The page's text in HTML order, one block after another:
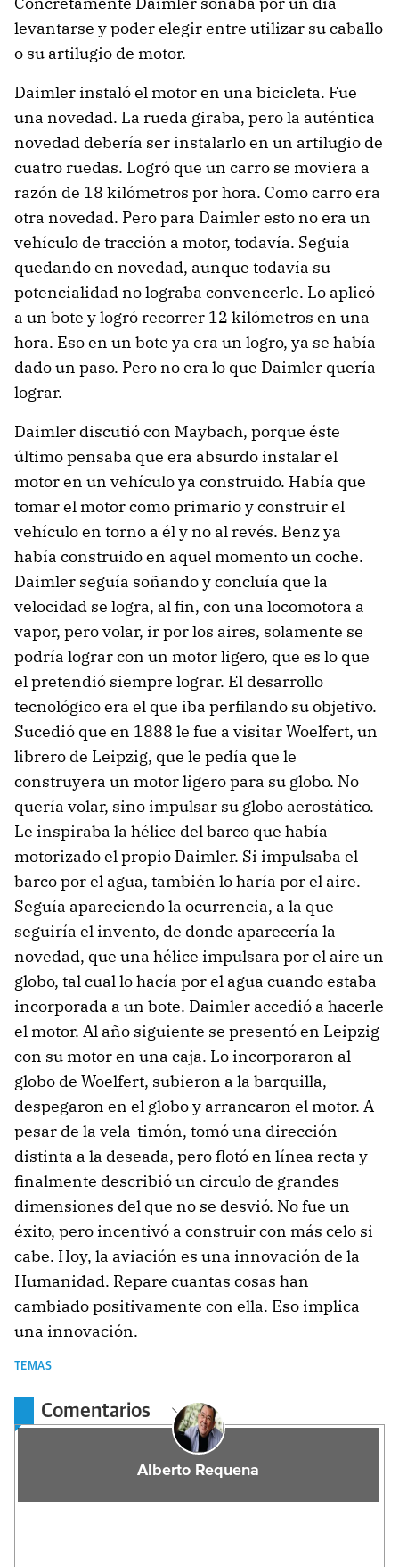
levantarse y poder elegir entre utilizar su caballo
o su artilugio de motor.
Daimler instaló el motor en una bicicleta. Fue
una novedad. La rueda giraba, pero la auténtica
novedad debería ser instalarlo en un artilugio de
cuatro ruedas. Logró que un carro se moviera a
razón de 18 kilómetros por hora. Como carro era
otra novedad. Pero para Daimler esto no era un
vehículo de tracción a motor, todavía. Seguía
quedando en novedad, aunque todavía su
potencialidad no lograba convencerle. Lo aplicó
a un bote y logró recorrer 12 kilómetros en una
hora. Eso en un bote ya era un logro, ya se había
dado un paso. Pero no era lo que Daimler quería
lograr.
Daimler discutió con Maybach, porque éste
último pensaba que era absurdo instalar el
motor en un vehículo ya construido. Había que
tomar el motor como primario y construir el
vehículo en torno a él y no al revés. Benz ya
había construido en aquel momento un coche.
Daimler seguía soñando y concluía que la
velocidad se logra, al fin, con una locomotora a
vapor, pero volar, ir por los aires, solamente se
podría lograr con un motor ligero, que es lo que
el pretendió siempre lograr. El desarrollo
tecnológico era el que iba perfilando su objetivo.
Sucedió que en 1888 le fue a visitar Woelfert, un
librero de Leipzig, que le pedía que le
construyera un motor ligero para su globo. No
quería volar, sino impulsar su globo aerostático.
Le inspiraba la hélice del barco que había
motorizado el propio Daimler. Si impulsaba el
barco por el agua, también lo haría por el aire.
Seguía apareciendo la ocurrencia, a la que
seguiría el invento, de donde aparecería la
novedad, que una hélice impulsara por el aire un
globo, tal cual lo hacía por el agua cuando estaba
incorporada a un bote. Daimler accedió a hacerle
el motor. Al año siguiente se presentó en Leipzig
con su motor en una caja. Lo incorporaron al
globo de Woelfert, subieron a la barquilla,
despegaron en el globo y arrancaron el motor. A
pesar de la vela-timón, tomó una dirección
distinta a la deseada, pero flotó en línea recta y
finalmente describió un circulo de grandes
dimensiones del que no se desvió. No fue un
éxito, pero incentivó a construir con más celo si
cabe. Hoy, la aviación es una innovación de la
Humanidad. Repare cuantas cosas han
cambiado positivamente con ella. Eso implica
una innovación.
TEMAS
Comentarios
Alberto Requena